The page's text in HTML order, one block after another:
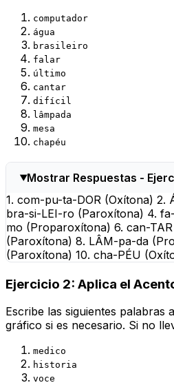
computador
água
brasileiro
falar
último
cantar
difícil
lâmpada
mesa
chapéu
Mostrar Respuestas -
1. com-pu-ta-DOR (Oxítona) 2.
bra-si-LEI-ro (Paroxítona) 4.
mo (Proparoxítona) 6. can-
(Paroxítona) 8. LÂM-pa-da
(Paroxítona) 10. cha-PÉU
Ejercicio 2: Aplica el
Escribe las siguientes palabras
gráfico si es necesario. Si no
medico
historia
voce